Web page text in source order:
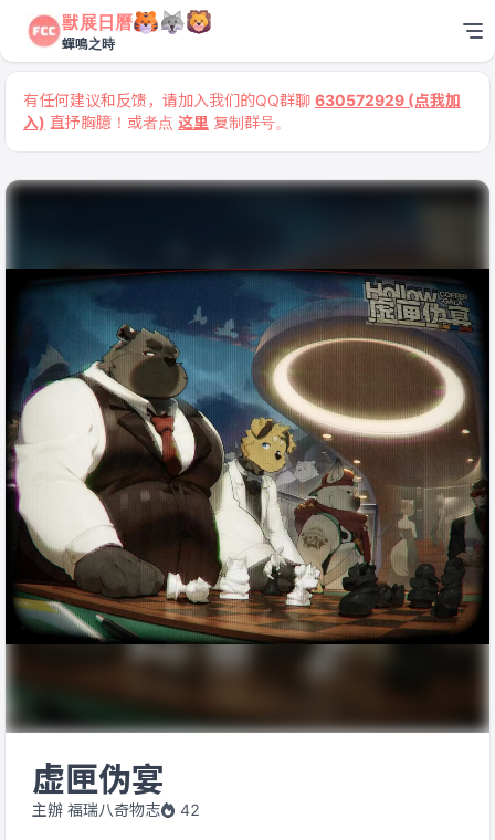
獸展日曆
蟬鳴之時
有任何建议和反馈，请加入我们的QQ群聊 630572929 (点我加
入) 直抒胸臆！或者点 这里 复制群号。
虚匣伪宴
主辦 福瑞八奇物志 42